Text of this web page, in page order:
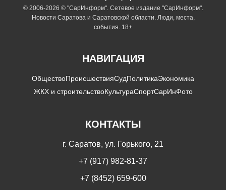
© 2006-2026 © "СарИнформ". Сетевое издание "СарИнформ".
Новости Саратова и Саратовской области. Люди, места,
события. 18+
НАВИГАЦИЯ
ОбществоПроисшествияСудПолитикаЭкономика
ЖКХ и строительствоКультураСпортСарИнФото
КОНТАКТЫ
г. Саратов, ул. Горького, 21
+7 (917) 982-81-37
+7 (8452) 659-600